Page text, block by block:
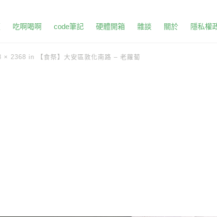
吃啊喝啊 code筆記 硬體開箱 雜談 關於 隱私權
× 2368 in 【食祭】大安區敦化南路 – 老蘿蔔